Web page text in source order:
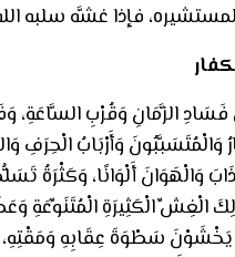
فإذا غشَّه سلبه
الزَّمَانِ وَقُرْبِ السَّاعَةِ،
وَالْمُتَسَبَّبُونَ وَأَرْبَابُ
أَلْوَانًا، وَكَثْرَةُ
الْغِشِّ الْكَثِيرَةِ الْمُتَنَوِّعَةِ
يَخْشَوْنَ سَطْوَةَ عِقَابِهِ